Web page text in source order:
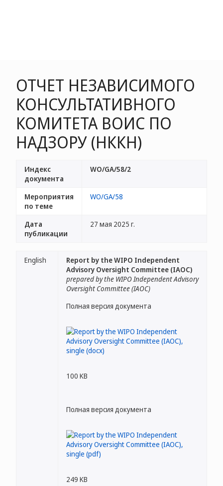
ОТЧЕТ НЕЗАВИСИМОГО
КОНСУЛЬТАТИВНОГО
КОМИТЕТА ВОИС ПО
НАДЗОРУ (НККН)
Индекс
документа
WO/GA/58/2
Мероприятия
по теме
WO/GA/58
Дата
публикации
27 мая 2025 г.
English
Report by the WIPO Independent
Advisory Oversight Committee (IAOC)
prepared by the WIPO Independent Advisory
Oversight Committee (IAOC)
Полная версия документа
100 KB
Полная версия документа
249 KB